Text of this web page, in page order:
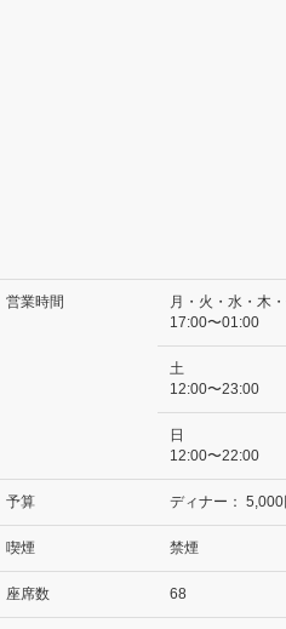
営業時間
月・火・水・木
17:00〜01:00
土
12:00〜23:00
日
12:00〜22:00
予算 ディナー： 5,000
喫煙 禁煙
座席数 68